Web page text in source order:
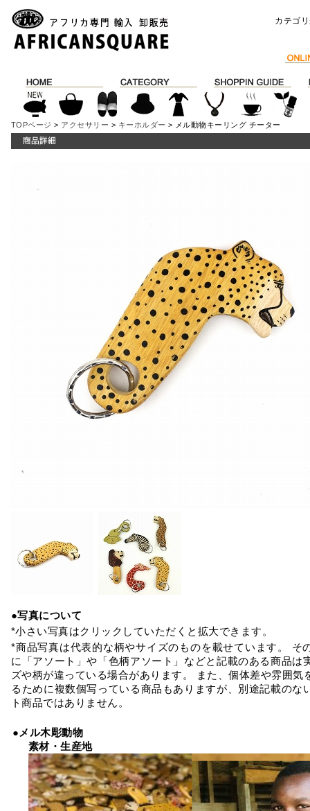
カテゴ
TOPページ > アクセサリー > キーホルダー > メル動物キーリング チーター
●写真について
*小さい写真はクリックしていただくと拡大できます。
*商品写真は代表的な柄やサイズのものを載せています。 そ
に「アソート」や「色柄アソート」などと記載のある商品は
ズや柄が違っている場合があります。 また、個体差や雰囲気
るために複数個写っている商品もありますが、別途記載のな
ト商品ではありません。
●メル木彫動物
素材・生産地